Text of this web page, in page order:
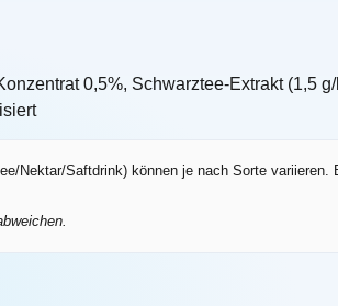
0,5%, Schwarztee-Extrakt (1,5
Nektar/Saftdrink) können je nach Sorte variieren.